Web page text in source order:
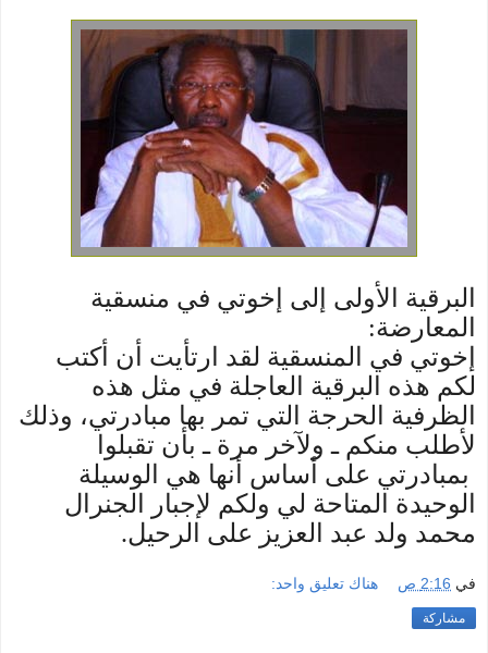
البرقية الأولى إلى إخوتي في منسقية
المعارضة:
إخوتي في المنسقية لقد ارتأيت أن أكتب
لكم هذه البرقية العاجلة في مثل هذه
الظرفية الحرجة التي تمر بها مبادرتي، وذلك
لأطلب منكم ـ ولآخر مرة ـ بأن تقبلوا
بمبادرتي على أساس أنها هي الوسيلة
الوحيدة المتاحة لي ولكم لإجبار الجنرال
محمد ولد عبد العزيز على الرحيل.
في 2:16 ص هناك تعليق واحد:
مشاركة